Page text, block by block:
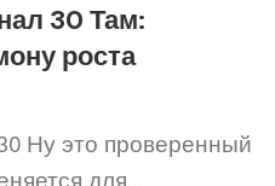
30 Там:
роста
Ну это проверенный